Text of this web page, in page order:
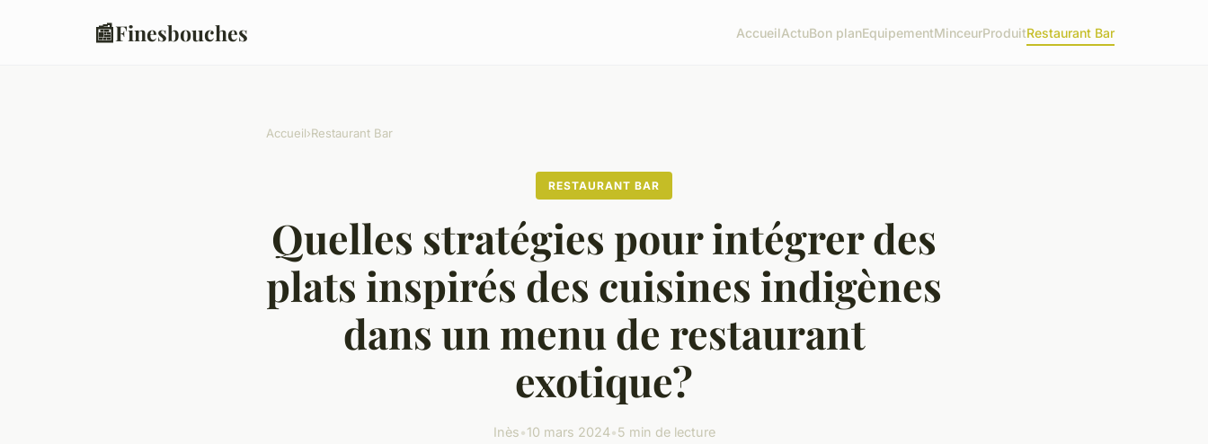
📰Finesbouches AccueilActuBon planEquipementMinceurProduitRestaurant Bar
Accueil›Restaurant Bar
RESTAURANT BAR
Quelles stratégies pour intégrer des
plats inspirés des cuisines indigènes
dans un menu de restaurant
exotique?
Inès•10 mars 2024•5 min de lecture